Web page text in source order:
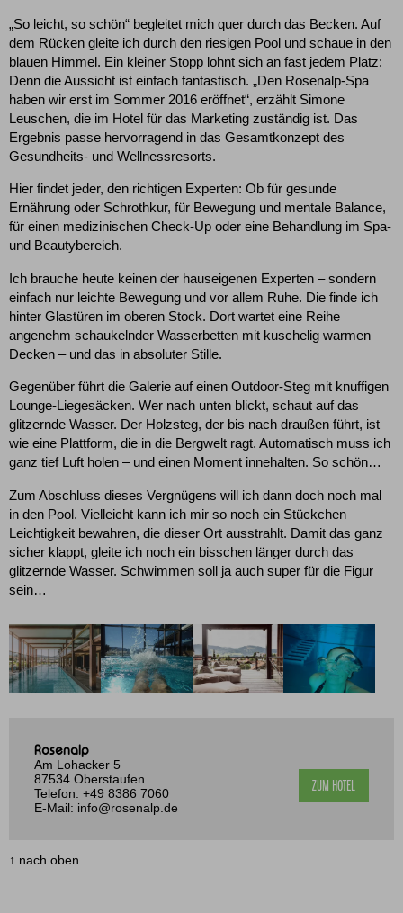
„So leicht, so schön“ begleitet mich quer durch das Becken. Auf
dem Rücken gleite ich durch den riesigen Pool und schaue in den
blauen Himmel. Ein kleiner Stopp lohnt sich an fast jedem Platz:
Denn die Aussicht ist einfach fantastisch. „Den Rosenalp-Spa
haben wir erst im Sommer 2016 eröffnet“, erzählt Simone
Leuschen, die im Hotel für das Marketing zuständig ist. Das
Ergebnis passe hervorragend in das Gesamtkonzept des
Gesundheits- und Wellnessresorts.
Hier findet jeder, den richtigen Experten: Ob für gesunde
Ernährung oder Schrothkur, für Bewegung und mentale Balance,
für einen medizinischen Check-Up oder eine Behandlung im Spa-
und Beautybereich.
Ich brauche heute keinen der hauseigenen Experten – sondern
einfach nur leichte Bewegung und vor allem Ruhe. Die finde ich
hinter Glastüren im oberen Stock. Dort wartet eine Reihe
angenehm schaukelnder Wasserbetten mit kuschelig warmen
Decken – und das in absoluter Stille.
Gegenüber führt die Galerie auf einen Outdoor-Steg mit knuffigen
Lounge-Liegesäcken. Wer nach unten blickt, schaut auf das
glitzernde Wasser. Der Holzsteg, der bis nach draußen führt, ist
wie eine Plattform, die in die Bergwelt ragt. Automatisch muss ich
ganz tief Luft holen – und einen Moment innehalten. So schön…
Zum Abschluss dieses Vergnügens will ich dann doch noch mal
in den Pool. Vielleicht kann ich mir so noch ein Stückchen
Leichtigkeit bewahren, die dieser Ort ausstrahlt. Damit das ganz
sicher klappt, gleite ich noch ein bisschen länger durch das
glitzernde Wasser. Schwimmen soll ja auch super für die Figur
sein…
Rosenalp
Am Lohacker 5
87534 Oberstaufen
Telefon: +49 8386 7060
E-Mail: info@rosenalp.de
ZUM HOTEL
↑ nach oben